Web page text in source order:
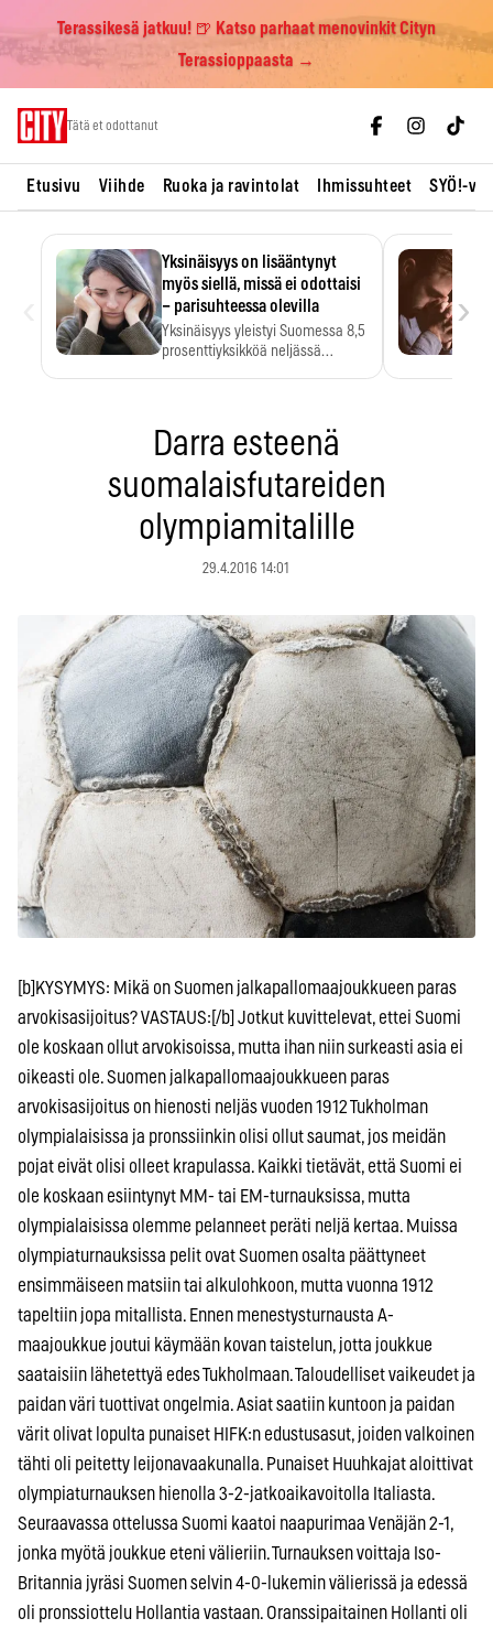
Terassikesä jatkuu! 🍺 Katso parhaat menovinkit Cityn
Terassioppaasta →
Tätä et odottanut
Etusivu Viihde Ruoka ja ravintolat Ihmissuhteet SYÖ!-
Yksinäisyys on lisääntynyt
myös siellä, missä ei odottaisi
– parisuhteessa olevilla
Yksinäisyys yleistyi Suomessa 8,5
prosenttiyksikköä neljässä
›
Darra esteenä
suomalaisfutareiden
olympiamitalille
29.4.2016 14:01
[b]KYSYMYS: Mikä on Suomen jalkapallomaajoukkueen paras
arvokisasijoitus? VASTAUS:[/b] Jotkut kuvittelevat, ettei Suomi
ole koskaan ollut arvokisoissa, mutta ihan niin surkeasti asia ei
oikeasti ole. Suomen jalkapallomaajoukkueen paras
arvokisasijoitus on hienosti neljäs vuoden 1912 Tukholman
olympialaisissa ja pronssiinkin olisi ollut saumat, jos meidän
pojat eivät olisi olleet krapulassa. Kaikki tietävät, että Suomi ei
ole koskaan esiintynyt MM- tai EM-turnauksissa, mutta
olympialaisissa olemme pelanneet peräti neljä kertaa. Muissa
olympiaturnauksissa pelit ovat Suomen osalta päättyneet
ensimmäiseen matsiin tai alkulohkoon, mutta vuonna 1912
tapeltiin jopa mitallista. Ennen menestysturnausta A-
maajoukkue joutui käymään kovan taistelun, jotta joukkue
saataisiin lähetettyä edes Tukholmaan. Taloudelliset vaikeudet ja
paidan väri tuottivat ongelmia. Asiat saatiin kuntoon ja paidan
värit olivat lopulta punaiset HIFK:n edustusasut, joiden valkoinen
tähti oli peitetty leijonavaakunalla. Punaiset Huuhkajat aloittivat
olympiaturnauksen hienolla 3-2-jatkoaikavoitolla Italiasta.
Seuraavassa ottelussa Suomi kaatoi naapurimaa Venäjän 2-1,
jonka myötä joukkue eteni välieriin. Turnauksen voittaja Iso-
Britannia jyräsi Suomen selvin 4-0-lukemin välierissä ja edessä
oli pronssiottelu Hollantia vastaan. Oranssipaitainen Hollanti oli